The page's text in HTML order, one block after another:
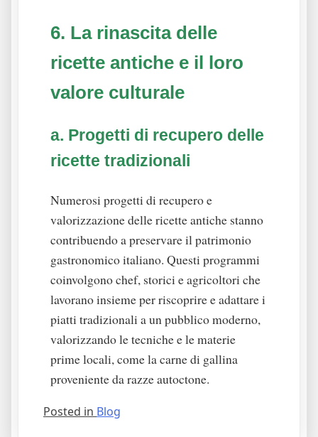
6. La rinascita delle
ricette antiche e il loro
valore culturale
a. Progetti di recupero delle
ricette tradizionali
Numerosi progetti di recupero e
valorizzazione delle ricette antiche stanno
contribuendo a preservare il patrimonio
gastronomico italiano. Questi programmi
coinvolgono chef, storici e agricoltori che
lavorano insieme per riscoprire e adattare i
piatti tradizionali a un pubblico moderno,
valorizzando le tecniche e le materie
prime locali, come la carne di gallina
proveniente da razze autoctone.
Posted in Blog